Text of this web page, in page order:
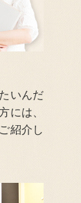
いんだ
には、
紹介し